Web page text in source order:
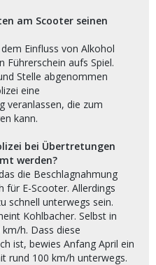
am Scooter seinen
Einfluss von Alkohol
aufs Spiel.
Stelle abgenommen
eine
veranlassen, die zum
kann.
bei Übertretungen
werden?
die Beschlagnahmung
E-Scooter. Allerdings
schnell unterwegs sein.
Kohlbacher. Selbst in
h. Dass diese
ist, bewies Anfang April ein
rund 100 km/h unterwegs.